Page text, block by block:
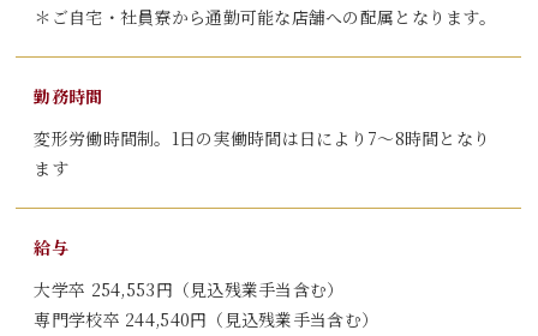
＊ご自宅・社員寮から通勤可能な店舗への配属となります。
勤務時間
変形労働時間制。1日の実働時間は日により7～8時間となり
ます
給与
大学卒 254,553円（見込残業手当含む）
専門学校卒 244,540円（見込残業手当含む）